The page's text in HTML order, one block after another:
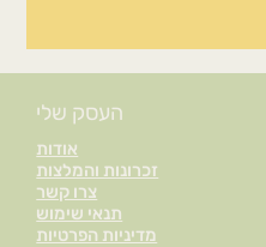
אודות
זכרונות והמלצות
צרו קשר
תנאי שימוש
מדיניות הפרטיות
העסק שלי